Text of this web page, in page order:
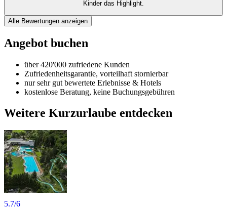
Kinder das Highlight.
Alle Bewertungen anzeigen
Angebot buchen
über 420'000 zufriedene Kunden
Zufriedenheitsgarantie, vorteilhaft stornierbar
nur sehr gut bewertete Erlebnisse & Hotels
kostenlose Beratung, keine Buchungsgebühren
Weitere Kurzurlaube entdecken
5.7/6